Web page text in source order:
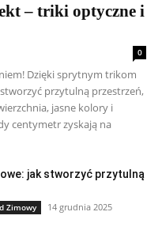
– triki optyczne i
0
Dzięki sprytnym trikom
przytulną przestrzeń,
jasne kolory i
centymetr zyskają na
jak stworzyć przytulną
Zimowy 14 grudnia 2025